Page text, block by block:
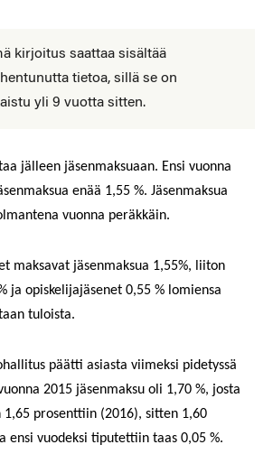
kirjoitus saattaa sisältää
tietoa, sillä se on
yli 9 vuotta sitten.
jälleen jäsenmaksuaan. Ensi vuonna
enää 1,55 %. Jäsenmaksua
vuonna peräkkäin.
maksavat jäsenmaksua 1,55%, liiton
ja opiskelijajäsenet 0,55 % lomiensa
tuloista.
päätti asiasta viimeksi pidetyssä
2015 jäsenmaksu oli 1,70 %, josta
prosenttiin (2016), sitten 1,60
ensi vuodeksi tiputettiin taas 0,05 %.